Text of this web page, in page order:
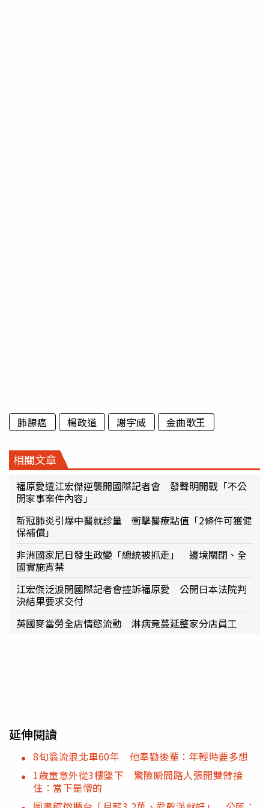
肺腺癌 楊政道 謝宇威 金曲歌王
相關文章
福原愛遭江宏傑逆襲開國際記者會 發聲明開戰「不公
開家事案件內容」
新冠肺炎引爆中醫就診量 衝擊醫療點值「2條件可獲健
保補償」
非洲國家尼日發生政變「總統被抓走」 邊境關閉、全
國實施宵禁
江宏傑泛淚開國際記者會控訴福原愛 公開日本法院判
決結果要求交付
英國麥當勞全店情慾流動 淋病竟蔓延整家分店員工
延伸閱讀
8旬翁流浪北車60年 他奉勸後輩：年輕時要多想
1歲童意外從3樓墜下 驚險瞬間路人張開雙臂接
住：當下是懵的